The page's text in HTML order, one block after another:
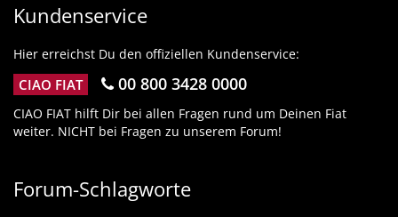
Kundenservice
Hier erreichst Du den offiziellen Kundenservice:
CIAO FIAT 00 800 3428 0000
CIAO FIAT hilft Dir bei allen Fragen rund um Deinen Fiat
weiter. NICHT bei Fragen zu unserem Forum!
Forum-Schlagworte